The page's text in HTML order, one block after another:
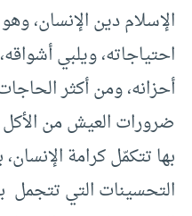
الإسلام دين الإنسان،
احتياجاته، ويلبي
أحزانه، ومن أكثر
ضرورات العيش من
بها تتكمّل كرامة
التحسينات التي تتجمل